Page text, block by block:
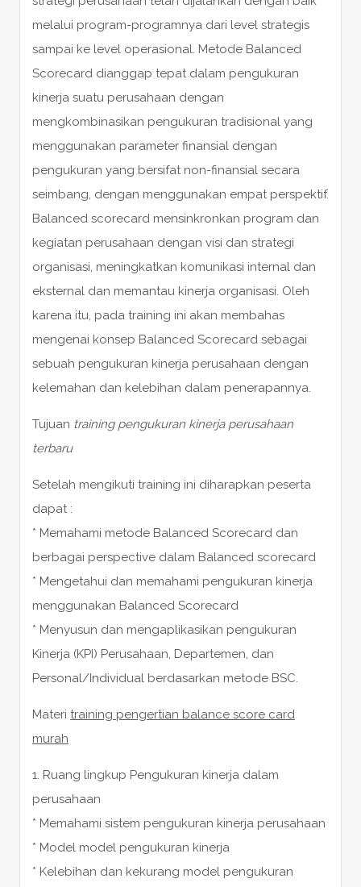
melalui program-programnya dari level strategis
sampai ke level operasional. Metode Balanced
Scorecard dianggap tepat dalam pengukuran
kinerja suatu perusahaan dengan
mengkombinasikan pengukuran tradisional yang
menggunakan parameter finansial dengan
pengukuran yang bersifat non-finansial secara
seimbang, dengan menggunakan empat perspektif.
Balanced scorecard mensinkronkan program dan
kegiatan perusahaan dengan visi dan strategi
organisasi, meningkatkan komunikasi internal dan
eksternal dan memantau kinerja organisasi. Oleh
karena itu, pada training ini akan membahas
mengenai konsep Balanced Scorecard sebagai
sebuah pengukuran kinerja perusahaan dengan
kelemahan dan kelebihan dalam penerapannya.
Tujuan training pengukuran kinerja perusahaan
terbaru
Setelah mengikuti training ini diharapkan peserta
dapat :
* Memahami metode Balanced Scorecard dan
berbagai perspective dalam Balanced scorecard
* Mengetahui dan memahami pengukuran kinerja
menggunakan Balanced Scorecard
* Menyusun dan mengaplikasikan pengukuran
Kinerja (KPI) Perusahaan, Departemen, dan
Personal/Individual berdasarkan metode BSC.
Materi training pengertian balance score card
murah
1. Ruang lingkup Pengukuran kinerja dalam
perusahaan
* Memahami sistem pengukuran kinerja perusahaan
* Model model pengukuran kinerja
* Kelebihan dan kekurang model pengukuran